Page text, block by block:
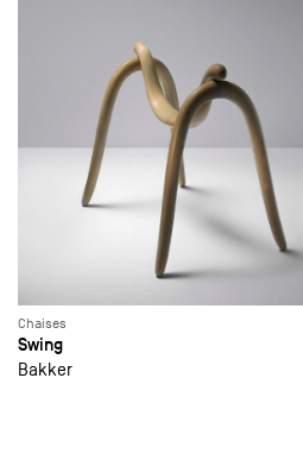
Chaises
Swing
Bakker